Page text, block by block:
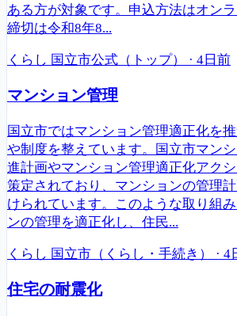
ある方が対象です。申込方法はオン
締切は令和8年8...
くらし 国立市公式（トップ） · 4日前
マンション管理
国立市ではマンション管理適正化を
や制度を整えています。国立市マン
進計画やマンション管理適正化アク
策定されており、マンションの管理
けられています。このような取り組
ンの管理を適正化し、住民...
くらし 国立市（くらし・手続き） · 4
住宅の耐震化